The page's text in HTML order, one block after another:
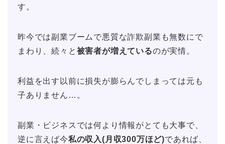
す。
昨今では副業ブームで悪質な詐欺副業も無数にで
まわり、続々と 被害者が増えているのが実情。
利益を出す以前に損失が膨らんでしまっては元も
子ありません…。
副業・ビジネスでは何より情報がとても大事で、
逆に言えば今私の収入(月収300万ほど)であれば、